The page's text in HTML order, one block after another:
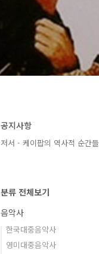
공지사항
저서 - 케이팝의 역사적 순간들
분류 전체보기
음악사
한국대중음악사
영미대중음악사